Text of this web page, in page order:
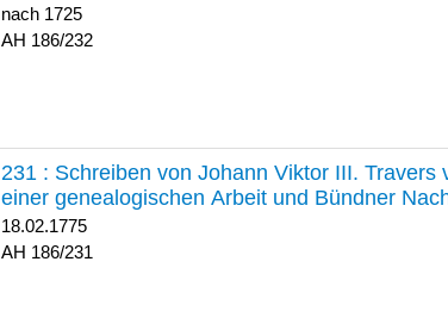
nach 1725
186/232
231 : Schreiben von Johann Viktor III.
einer genealogischen Arbeit und Bündner
18.02.1775
186/231